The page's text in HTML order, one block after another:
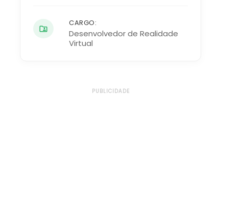
CARGO:
Desenvolvedor de Realidade
Virtual
PUBLICIDADE